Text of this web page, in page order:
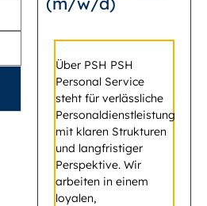
Über PSH PSH
Personal Service
steht für verlässliche
Personaldienstleistung
mit klaren Strukturen
und langfristiger
Perspektive. Wir
arbeiten in einem
loyalen,